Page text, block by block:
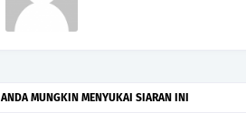
ANDA MUNGKIN MENYUKAI SIARAN INI